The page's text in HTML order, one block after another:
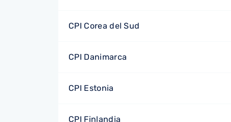
CPI Corea del Sud
CPI Danimarca
CPI Estonia
CPI Finlandia